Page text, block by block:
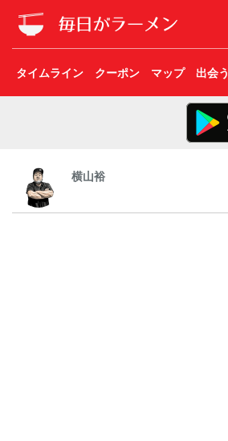
タイムライン クーポン マップ 出会う
横山裕